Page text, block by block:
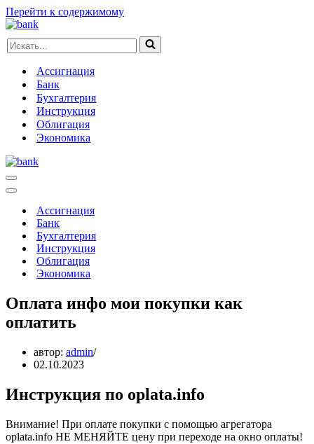
Перейти к содержимому
Искать...
Ассигнация
Банк
Бухгалтерия
Инструкция
Облигация
Экономика
Меню
навигации
Меню
навигацииАссигнация
Банк
Бухгалтерия
Инструкция
Облигация
Экономика
Оплата инфо мои покупки как
оплатить
автор: admin
02.10.2023
Инструкция по oplata.info
Внимание! При оплате покупки с помощью агрегатора
oplata.info НЕ МЕНЯЙТЕ цену при переходе на окно оплаты!